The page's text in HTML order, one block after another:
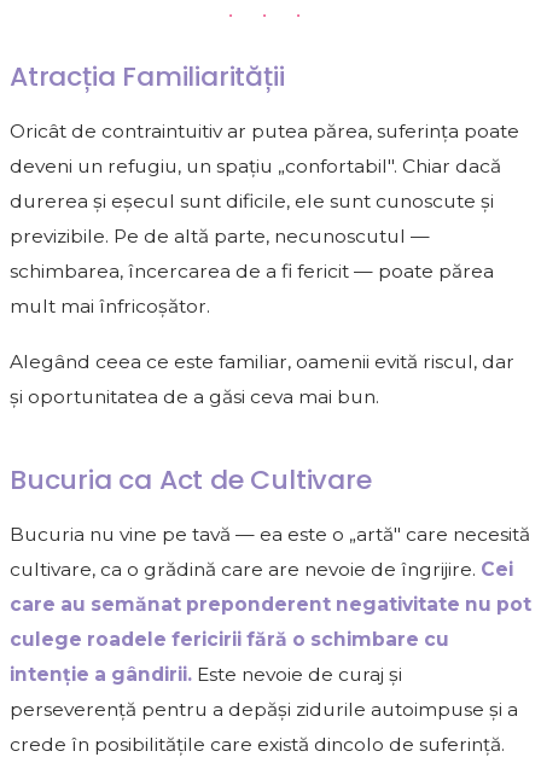
• • •
Atracția Familiarității
Oricât de contraintuitiv ar putea părea, suferința poate
deveni un refugiu, un spațiu „confortabil". Chiar dacă
durerea și eșecul sunt dificile, ele sunt cunoscute și
previzibile. Pe de altă parte, necunoscutul —
schimbarea, încercarea de a fi fericit — poate părea
mult mai înfricoșător.
Alegând ceea ce este familiar, oamenii evită riscul, dar
și oportunitatea de a găsi ceva mai bun.
Bucuria ca Act de Cultivare
Bucuria nu vine pe tavă — ea este o „artă" care necesită
cultivare, ca o grădină care are nevoie de îngrijire. Cei
care au semănat preponderent negativitate nu pot
culege roadele fericirii fără o schimbare cu
intenție a gândirii. Este nevoie de curaj și
perseverență pentru a depăși zidurile autoimpuse și a
crede în posibilitățile care există dincolo de suferință.